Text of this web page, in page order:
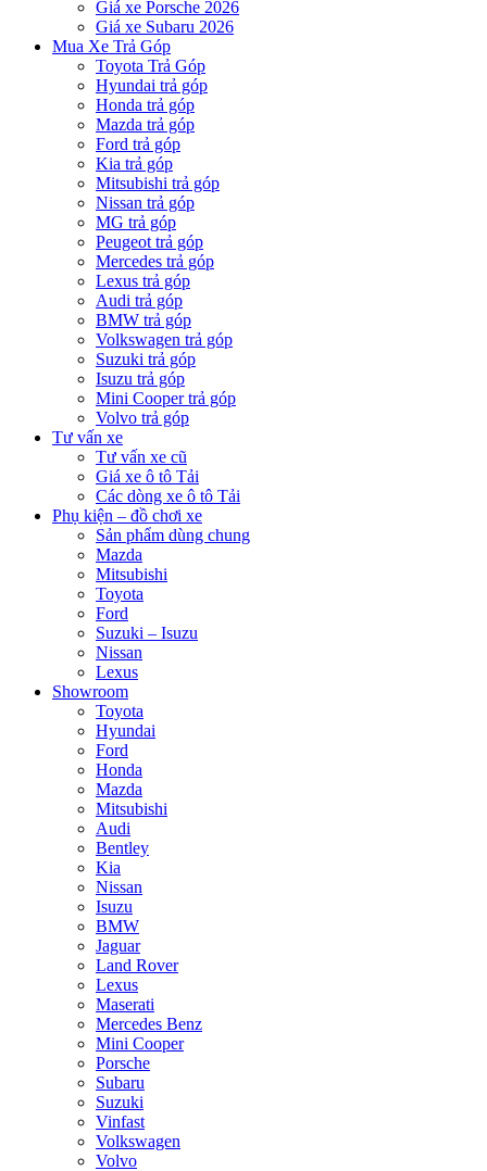
Giá xe Porsche 2026
Giá xe Subaru 2026
Mua Xe Trả Góp
Toyota Trả Góp
Hyundai trả góp
Honda trả góp
Mazda trả góp
Ford trả góp
Kia trả góp
Mitsubishi trả góp
Nissan trả góp
MG trả góp
Peugeot trả góp
Mercedes trả góp
Lexus trả góp
Audi trả góp
BMW trả góp
Volkswagen trả góp
Suzuki trả góp
Isuzu trả góp
Mini Cooper trả góp
Volvo trả góp
Tư vấn xe
Tư vấn xe cũ
Giá xe ô tô Tải
Các dòng xe ô tô Tải
Phụ kiện – đồ chơi xe
Sản phẩm dùng chung
Mazda
Mitsubishi
Toyota
Ford
Suzuki – Isuzu
Nissan
Lexus
Showroom
Toyota
Hyundai
Ford
Honda
Mazda
Mitsubishi
Audi
Bentley
Kia
Nissan
Isuzu
BMW
Jaguar
Land Rover
Lexus
Maserati
Mercedes Benz
Mini Cooper
Porsche
Subaru
Suzuki
Vinfast
Volkswagen
Volvo